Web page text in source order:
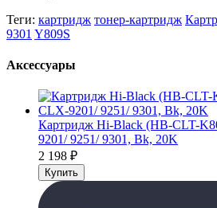
Теги: картридж тонер-картридж
9301 Y809S
Аксессуары
Картридж Hi-Black (HB-CLT-
9201/ 9251/ 9301, Bk, 20K
2 198 ₽